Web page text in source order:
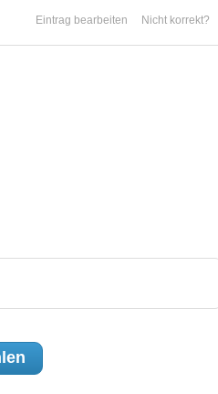
Nicht korrekt?
Eintrag bearbeiten